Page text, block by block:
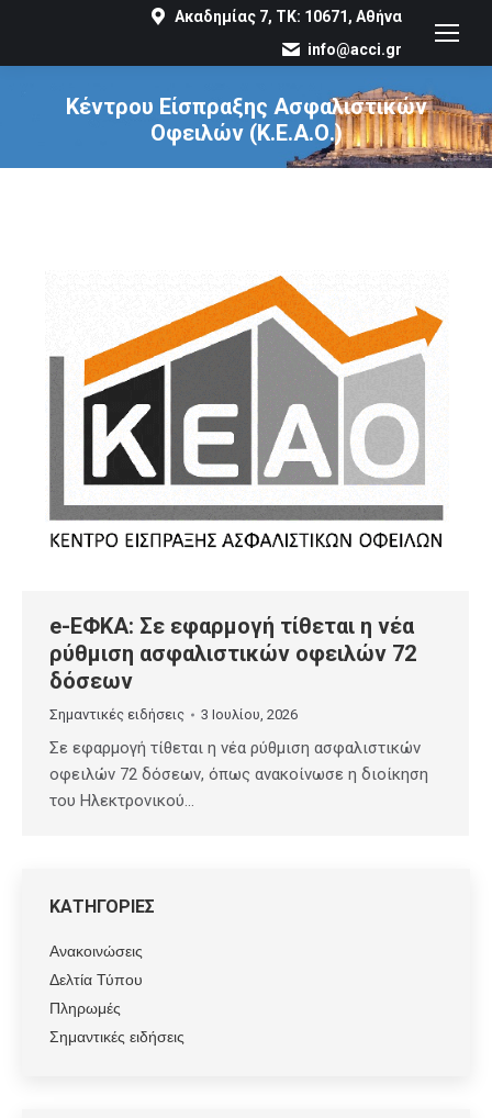
Ακαδημίας 7, ΤΚ: 10671, Αθήνα
info@acci.gr
Κέντρου Είσπραξης Ασφαλιστικών
Οφειλών (Κ.Ε.Α.Ο.)
You are here:
e-ΕΦΚΑ: Σε εφαρμογή τίθεται η νέα
ρύθμιση ασφαλιστικών οφειλών 72
δόσεων
Σημαντικές ειδήσεις 3 Ιουλίου, 2026
Σε εφαρμογή τίθεται η νέα ρύθμιση ασφαλιστικών
οφειλών 72 δόσεων, όπως ανακοίνωσε η διοίκηση
του Ηλεκτρονικού…
ΚΑΤΗΓΟΡΙΕΣ
Ανακοινώσεις
Δελτία Τύπου
Πληρωμές
Σημαντικές ειδήσεις